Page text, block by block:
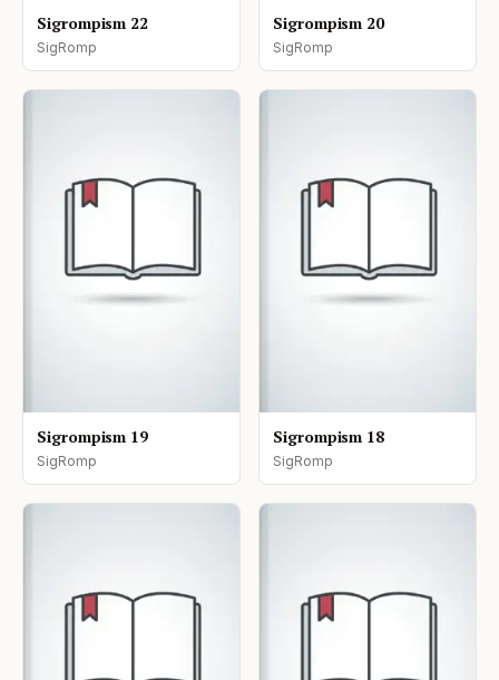
Sigrompism 22
SigRomp
Sigrompism 20
SigRomp
Sigrompism 19
SigRomp
Sigrompism 18
SigRomp